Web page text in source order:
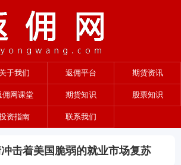
关于我们 返佣平台 期货资讯
佣网课堂 期货知识 股票知识
资指南 联系我们
击着美国脆弱的就业市场复苏